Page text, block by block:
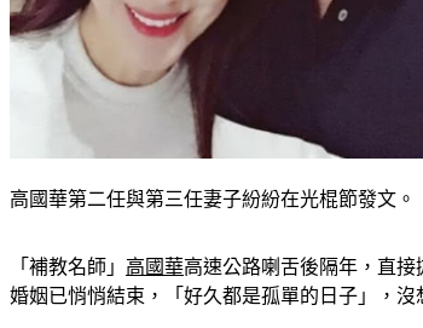
高國華第二任與第三任妻子紛紛在光棍節發文。
「補教名師」 高國華高速公路喇舌後隔年，直
婚姻已悄悄結束，「好久都是孤單的日子」，